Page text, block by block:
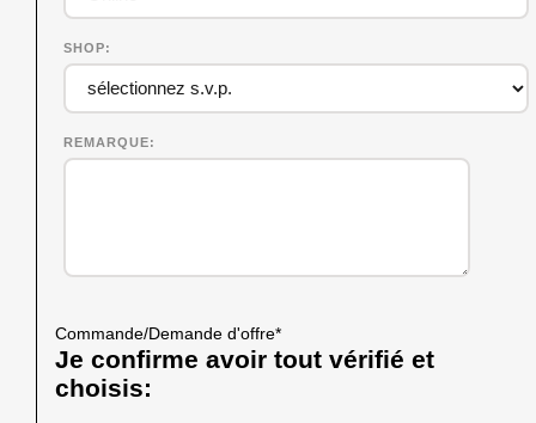
SHOP
REMARQUE
Commande/Demande d'offre*
Je confirme avoir tout vérifié et
choisis: